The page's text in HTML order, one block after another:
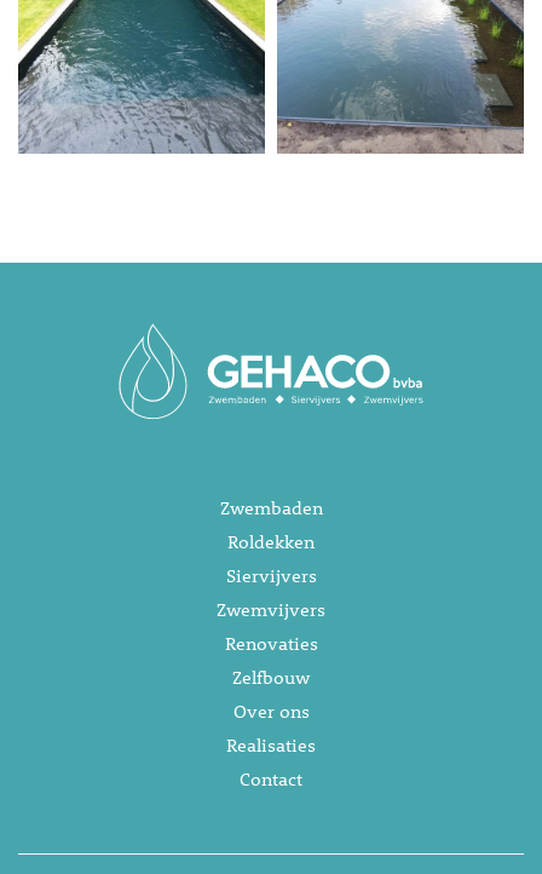
Zwembaden
Roldekken
Siervijvers
Zwemvijvers
Renovaties
Zelfbouw
Over ons
Realisaties
Contact